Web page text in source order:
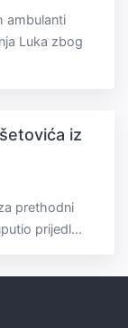
ambulanti
Luka zbog
iz
prethodni
prijedl...